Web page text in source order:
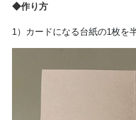
◆作り方
1）カードになる台紙の1枚を